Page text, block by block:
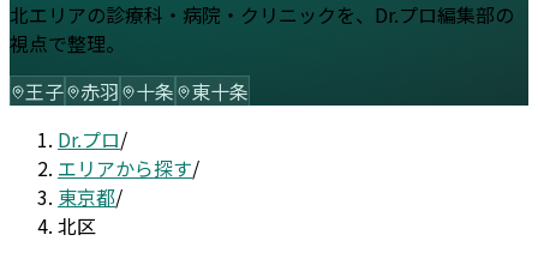
北エリアの診療科・病院・クリニックを、Dr.プロ編集部の
視点で整理。
王子
赤羽 十条
東十条
Dr.プロ/
エリアから探す/
東京都/
北区